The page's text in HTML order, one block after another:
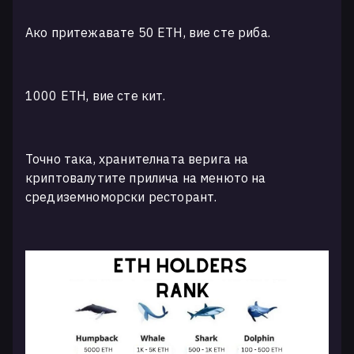
Ако притежавате 50 ETH, вие сте риба.
1000 ETH, вие сте кит.
Точно така, хранителната верига на
криптовалутите прилича на менюто на
средиземноморски ресторант.